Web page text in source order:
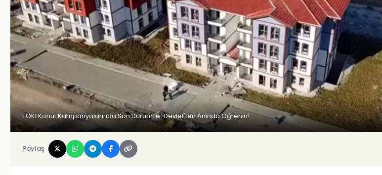
TOKİ Konut Kampanyalarında Son Durum: e-Devlet'ten Anında Öğrenin!
Paylaş